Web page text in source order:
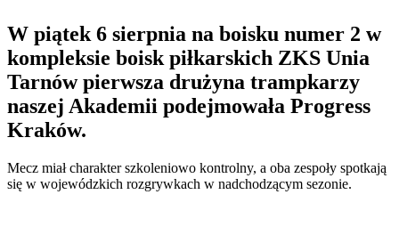
W piątek 6 sierpnia na boisku numer 2 w
kompleksie boisk piłkarskich ZKS Unia
Tarnów pierwsza drużyna trampkarzy
naszej Akademii podejmowała Progress
Kraków.
Mecz miał charakter szkoleniowo kontrolny, a oba zespoły spotkają
się w wojewódzkich rozgrywkach w nadchodzącym sezonie.